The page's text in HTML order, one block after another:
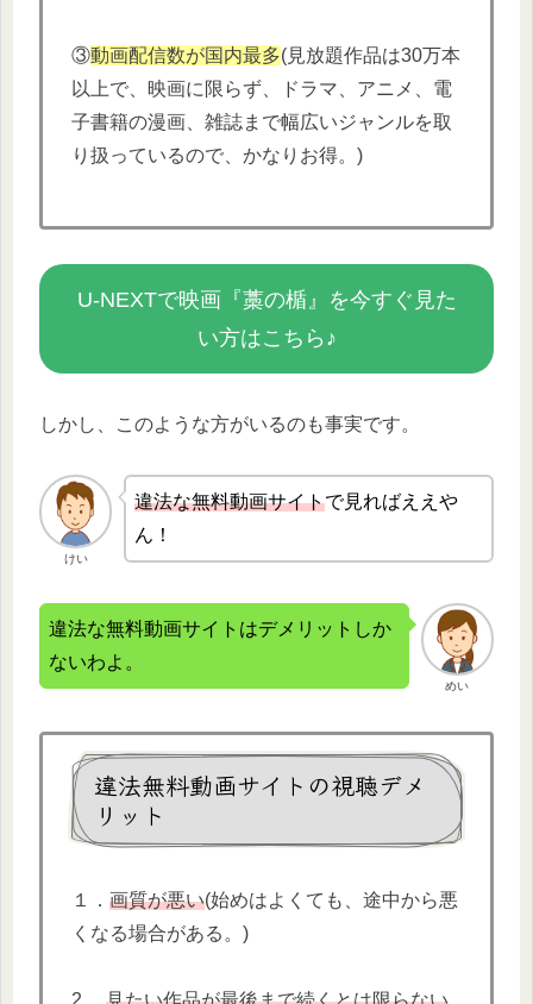
③動画配信数が国内最多(見放題作品は30万本
以上で、映画に限らず、ドラマ、アニメ、電
子書籍の漫画、雑誌まで幅広いジャンルを取
り扱っているので、かなりお得。)
U-NEXTで映画『藁の楯』を今すぐ見た
い方はこちら♪
しかし、このような方がいるのも事実です。
けい
違法な無料動画サイトで見ればええや
ん！
めい
違法な無料動画サイトはデメリットしか
ないわよ。
違法無料動画サイトの視聴デメ
リット
１． 画質が悪い(始めはよくても、途中から悪
くなる場合がある。)